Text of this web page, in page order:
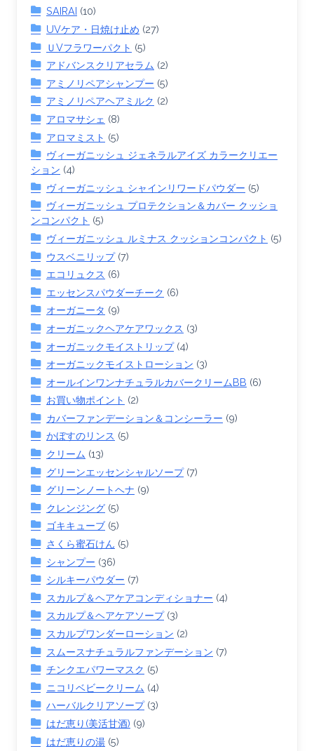
SAIRAI (10)
UVケア・日焼け止め (27)
ＵVフラワーパクト (5)
アドバンスクリアセラム (2)
アミノリペアシャンプー (5)
アミノリペアヘアミルク (2)
アロマサシェ (8)
アロマミスト (5)
ヴィーガニッシュ ジェネラルアイズ カラークリエー
ション (4)
ヴィーガニッシュ シャインリワードパウダー (5)
ヴィーガニッシュ プロテクション＆カバー クッショ
ンコンパクト (5)
ヴィーガニッシュ ルミナス クッションコンパクト (5)
ウスベニリップ(7)
エコリュクス (6)
エッセンスパウダーチーク (6)
オーガニータ (9)
オーガニックヘアケアワックス (3)
オーガニックモイストリップ(4)
オーガニックモイストローション (3)
オールインワンナチュラルカバークリームBB (6)
お買い物ポイント (2)
カバーファンデーション＆コンシーラー (9)
かぼすのリンス (5)
クリーム (13)
グリーンエッセンシャルソープ(7)
グリーンノートヘナ (9)
クレンジング (5)
ゴキキューブ (5)
さくら蜜石けん (5)
シャンプー (36)
シルキーパウダー (7)
スカルプ＆ヘアケアコンディショナー (4)
スカルプ＆ヘアケアソープ(3)
スカルプワンダーローション (2)
スムースナチュラルファンデーション (7)
チンクエパワーマスク (5)
ニコリベビークリーム (4)
ハーバルクリアソープ(3)
はだ恵り(美活甘酒) (9)
はだ恵りの湯 (5)